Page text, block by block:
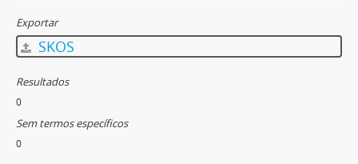
Exportar
SKOS
Resultados
0
Sem termos específicos
0